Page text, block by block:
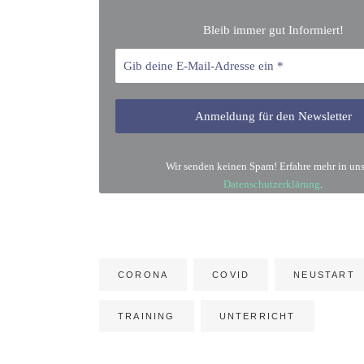
Bleib immer gut Informiert!
Wir senden keinen Spam! Erfahre mehr in
Datenschutzerklärung.
CORONA COVID NEUSTART
TRAINING UNTERRICHT